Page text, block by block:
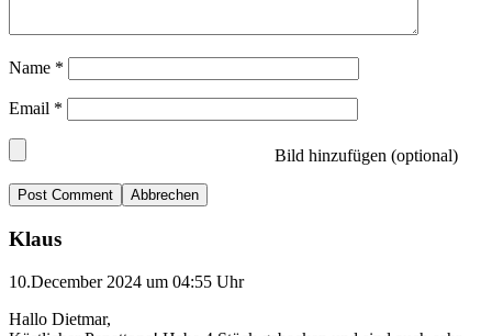
Name *
Email *
Bild hinzufügen (optional)
Abbrechen
Klaus
10.December 2024 um 04:55 Uhr
Hallo Dietmar,